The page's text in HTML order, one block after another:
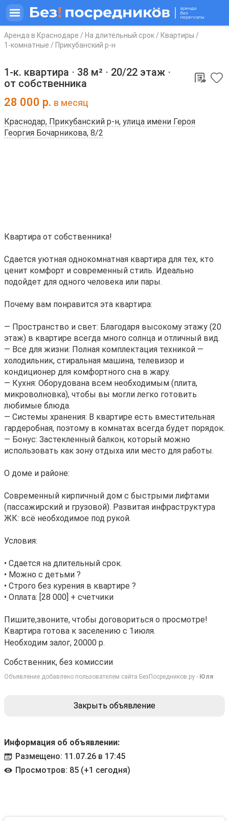
Аренда в Краснодаре / На длительный срок / Квартиры /
1-комнатные / Прикубанский р-н
1-к. квартира ⋅ 38 м² ⋅ 20/22 этаж ⋅
от собственника
28 000 р. в месяц
Краснодар, Прикубанский р-н, улица имени Героя
Георгия Бочарникова, 8/2
Квартира от собственника!
Сдается уютная однокомнатная квартира для тех, кто
ценит комфорт и современный стиль. Идеально
подойдет для одного человека или пары.
Почему вам понравится эта квартира:
— Пространство и свет: Благодаря высокому этажу (20
этаж) в квартире всегда много солнца и отличный вид.
— Все для жизни: Полная комплектация техникой —
холодильник, стиральная машина, телевизор и
кондиционер для комфортного сна в жару.
— Кухня: Оборудована всем необходимым (плита,
микроволновка), чтобы вы могли легко готовить
любимые блюда.
— Системы хранения: В квартире есть вместительная
гардеробная, поэтому в комнатах всегда будет порядок.
— Бонус: Застекленный балкон, который можно
использовать как зону отдыха или место для работы.
О доме и районе:
Современный кирпичный дом с быстрыми лифтами
(пассажирский и грузовой). Развитая инфраструктура
ЖК: всё необходимое под рукой.
Условия:
• Сдается на длительный срок.
• Можно с детьми ?
• Строго без курения в квартире ?
• Оплата: [28 000] + счетчики
Пишите,звоните, чтобы договориться о просмотре!
Квартира готова к заселению с 1июля.
Необходим залог, 20000 р.
Собственник, без комиссии
Объявление добавлено пользователем сайта БезПосредников.ру - Юля
Закрыть объявление
Информация об объявлении:
Размещено: 11.07.26 в 17:45
Просмотров: 85 (+1 сегодня)